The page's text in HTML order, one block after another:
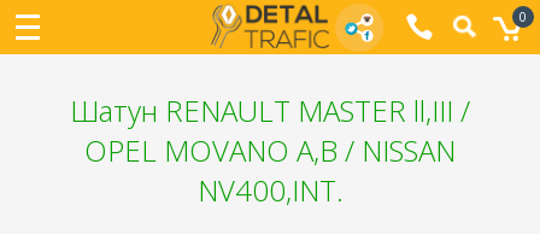
0
Шатун RENAULT MASTER ll,III /
OPEL MOVANO A,B / NISSAN
NV400,INT.